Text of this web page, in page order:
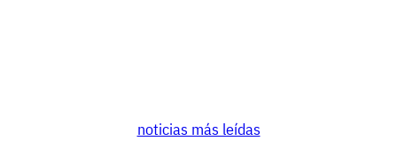
noticias más leídas